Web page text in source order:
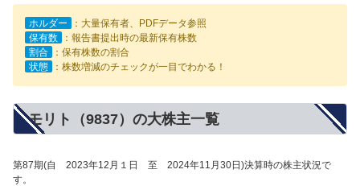
ホルダー
：大量保有者、PDFデータ参照
保有数
：報告書提出時の最新保有株数
割合
：保有株数の割合
状態
：株数増減のチェックが一目でわかる！
モリト（9837）の大株主一覧
第87期(自 2023年12月１日 至 2024年11月30日)決算時の株主状況で
す。